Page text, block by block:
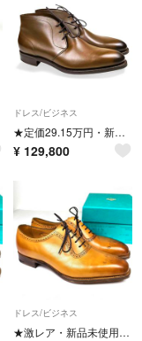
ドレス/ビジネス
★定価29.15万円・新品未使用★ エドワードグリーン バンベリー BUNBURY 82ラスト ブロンズアンティーク サイズ6E
¥ 129,800
ドレス/ビジネス
★激レア・新品未使用★ エドワードグリーン ウォルコット WOLCOT エドワーディアンアンティーク 888ラスト サイズ7F 純